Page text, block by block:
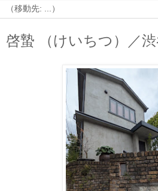
啓蟄 （けいちつ）／